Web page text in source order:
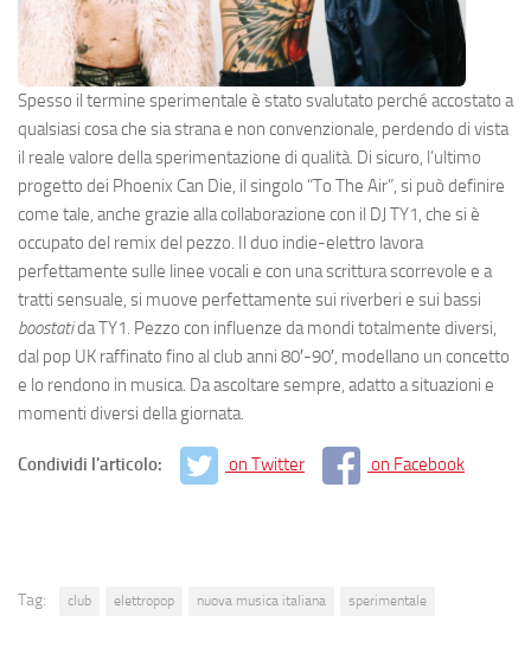
Spesso il termine sperimentale è stato svalutato perché accostato a
qualsiasi cosa che sia strana e non convenzionale, perdendo di vista
il reale valore della sperimentazione di qualità. Di sicuro, l’ultimo
progetto dei Phoenix Can Die, il singolo “To The Air”, si può definire
come tale, anche grazie alla collaborazione con il DJ TY1, che si è
occupato del remix del pezzo. Il duo indie-elettro lavora
perfettamente sulle linee vocali e con una scrittura scorrevole e a
tratti sensuale, si muove perfettamente sui riverberi e sui bassi
boostatida TY1. Pezzo con influenze da mondi totalmente diversi,
dal pop UK raffinato fino al club anni 80′-90′, modellano un concetto
e lo rendono in musica. Da ascoltare sempre, adatto a situazioni e
momenti diversi della giornata.
Condividi l'articolo: on Twitter on Facebook
Tag: club elettropop nuova musica italiana sperimentale